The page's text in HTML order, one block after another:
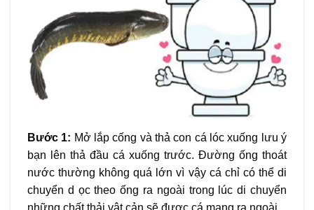
Bước 1: Mở lắp cống và thả con cá lóc xuống lưu ý
bạn lên thả đầu cá xuống trước. Đường ống thoát
nước thường không quá lớn vì vậy cá chỉ có thể di
chuyển d ọc theo ống ra ngoài trong lúc di chuyển
những chất thải vật cản sẽ được cá mang ra ngoài.